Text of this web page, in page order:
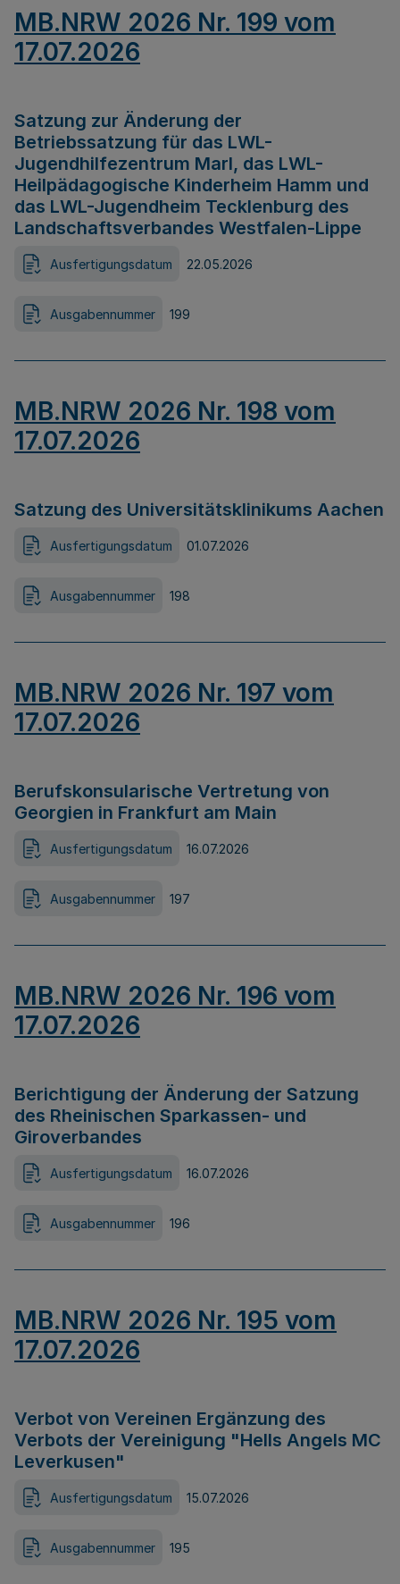
MB.NRW 2026 Nr. 199 vom
17.07.2026
Satzung zur Änderung der
Betriebssatzung für das LWL-
Jugendhilfezentrum Marl, das LWL-
Heilpädagogische Kinderheim Hamm und
das LWL-Jugendheim Tecklenburg des
Landschaftsverbandes Westfalen-Lippe
Ausfertigungsdatum 22.05.2026
Ausgabennummer 199
MB.NRW 2026 Nr. 198 vom
17.07.2026
Satzung des Universitätsklinikums Aachen
Ausfertigungsdatum 01.07.2026
Ausgabennummer 198
MB.NRW 2026 Nr. 197 vom
17.07.2026
Berufskonsularische Vertretung von
Georgien in Frankfurt am Main
Ausfertigungsdatum 16.07.2026
Ausgabennummer 197
MB.NRW 2026 Nr. 196 vom
17.07.2026
Berichtigung der Änderung der Satzung
des Rheinischen Sparkassen- und
Giroverbandes
Ausfertigungsdatum 16.07.2026
Ausgabennummer 196
MB.NRW 2026 Nr. 195 vom
17.07.2026
Verbot von Vereinen Ergänzung des
Verbots der Vereinigung "Hells Angels MC
Leverkusen"
Ausfertigungsdatum 15.07.2026
Ausgabennummer 195